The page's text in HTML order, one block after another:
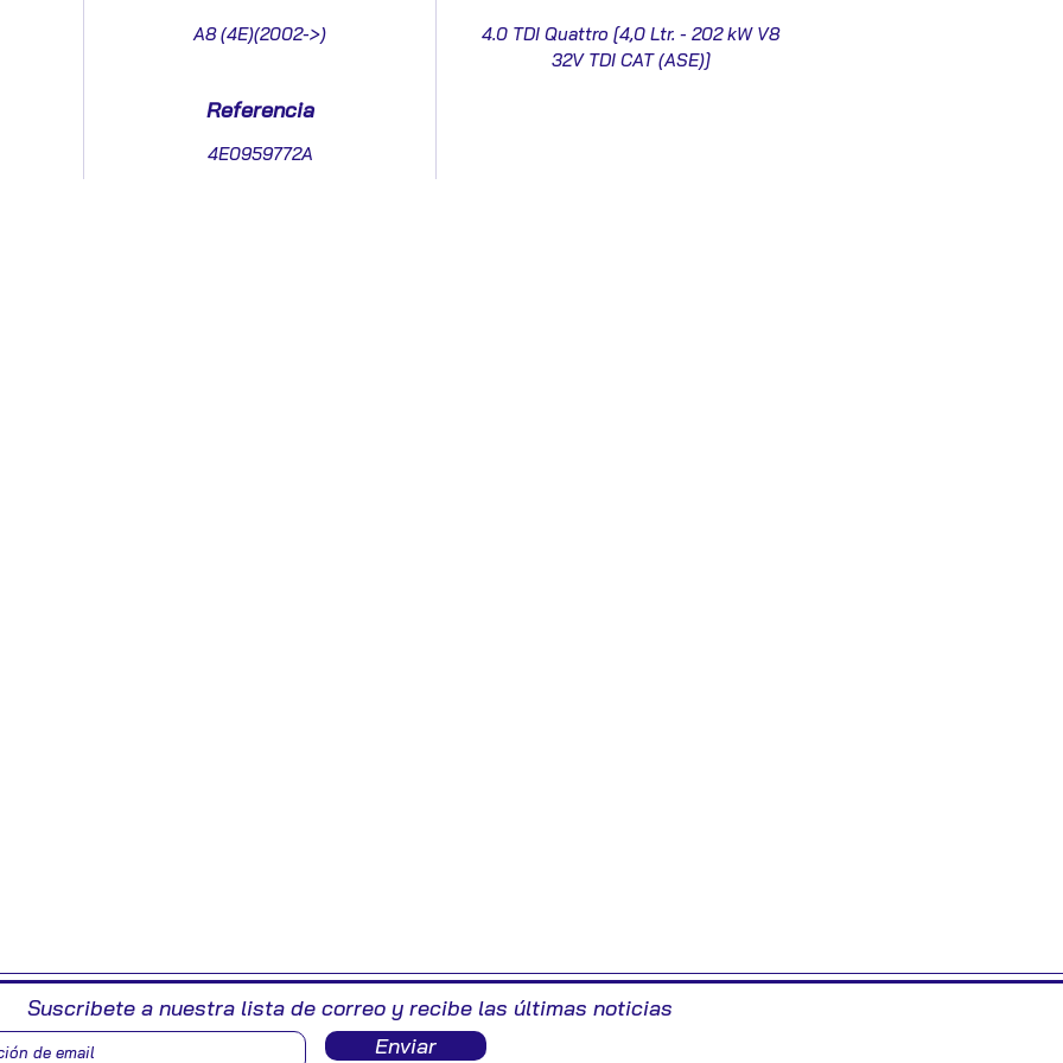
A8 (4E)(2002->)
4.0 TDI Quattro [4,0 Ltr. - 202 kW V8
32V TDI CAT (ASE)]
Referencia
4E0959772A
Suscribete a nuestra lista de correo y recibe las últimas noticias
Enviar